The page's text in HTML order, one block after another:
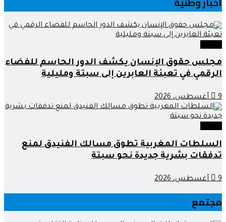
مجلس حقوق الإنسان يكشف الدور الحاسم للفضاء
الرقمي في تعبئة العابرين إلى سبتة ومليلية
9 أغسطس، 2026
السلطات المغربية تطوق مسالك الفنيدق لمنع
تدفقات بشرية جديدة نحو سبتة
9 أغسطس، 2026
مجتمع